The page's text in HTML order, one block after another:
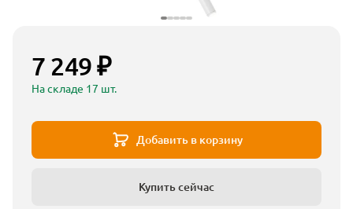
7 249 ₽
На складе 17 шт.
Добавить в корзину
Купить сейчас